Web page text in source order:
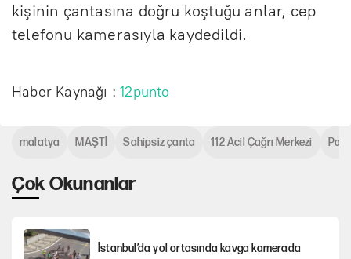
kişinin çantasına doğru koştuğu anlar, cep
telefonu kamerasıyla kaydedildi.
Haber Kaynağı :12punto
Çok Okunanlar
İstanbul’da yol ortasında kavga kamerada
malatya MAŞTİ Sahipsiz çanta 112 Acil Çağrı Merkezi Polis